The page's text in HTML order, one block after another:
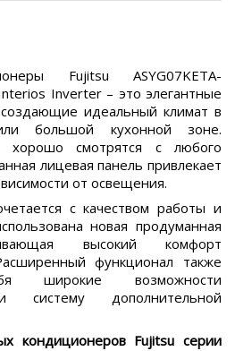
Fujitsu ASYG07KETA-
Inverter – это элегантные
идеальный климат в
большой кухонной зоне.
хорошо смотрятся с любого
лицевая панель привлекает
от освещения.
с качеством работы и
новая продуманная
высокий комфорт
функционал также
широкие возможности
систему дополнительной
кондиционеров Fujitsu серии